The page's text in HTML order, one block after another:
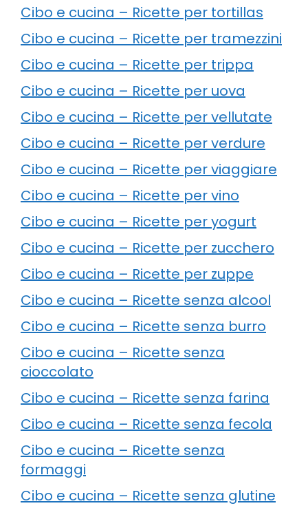
Cibo e cucina – Ricette per tortillas
Cibo e cucina – Ricette per tramezzini
Cibo e cucina – Ricette per trippa
Cibo e cucina – Ricette per uova
Cibo e cucina – Ricette per vellutate
Cibo e cucina – Ricette per verdure
Cibo e cucina – Ricette per viaggiare
Cibo e cucina – Ricette per vino
Cibo e cucina – Ricette per yogurt
Cibo e cucina – Ricette per zucchero
Cibo e cucina – Ricette per zuppe
Cibo e cucina – Ricette senza alcool
Cibo e cucina – Ricette senza burro
Cibo e cucina – Ricette senza
cioccolato
Cibo e cucina – Ricette senza farina
Cibo e cucina – Ricette senza fecola
Cibo e cucina – Ricette senza
formaggi
Cibo e cucina – Ricette senza glutine